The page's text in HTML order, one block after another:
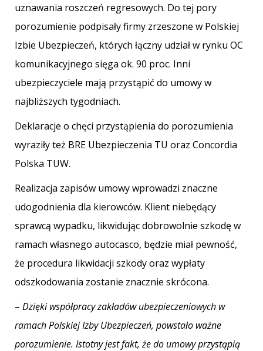
uznawania roszczeń regresowych. Do tej pory
porozumienie podpisały firmy zrzeszone w Polskiej
Izbie Ubezpieczeń, których łączny udział w rynku OC
komunikacyjnego sięga ok. 90 proc. Inni
ubezpieczyciele mają przystąpić do umowy w
najbliższych tygodniach.
Deklaracje o chęci przystąpienia do porozumienia
wyraziły też BRE Ubezpieczenia TU oraz Concordia
Polska TUW.
Realizacja zapisów umowy wprowadzi znaczne
udogodnienia dla kierowców. Klient niebędący
sprawcą wypadku, likwidując dobrowolnie szkodę w
ramach własnego autocasco, będzie miał pewność,
że procedura likwidacji szkody oraz wypłaty
odszkodowania zostanie znacznie skrócona.
– Dzięki współpracy zakładów ubezpieczeniowych w
ramach Polskiej Izby Ubezpieczeń, powstało ważne
porozumienie. Istotny jest fakt, że do umowy przystąpią